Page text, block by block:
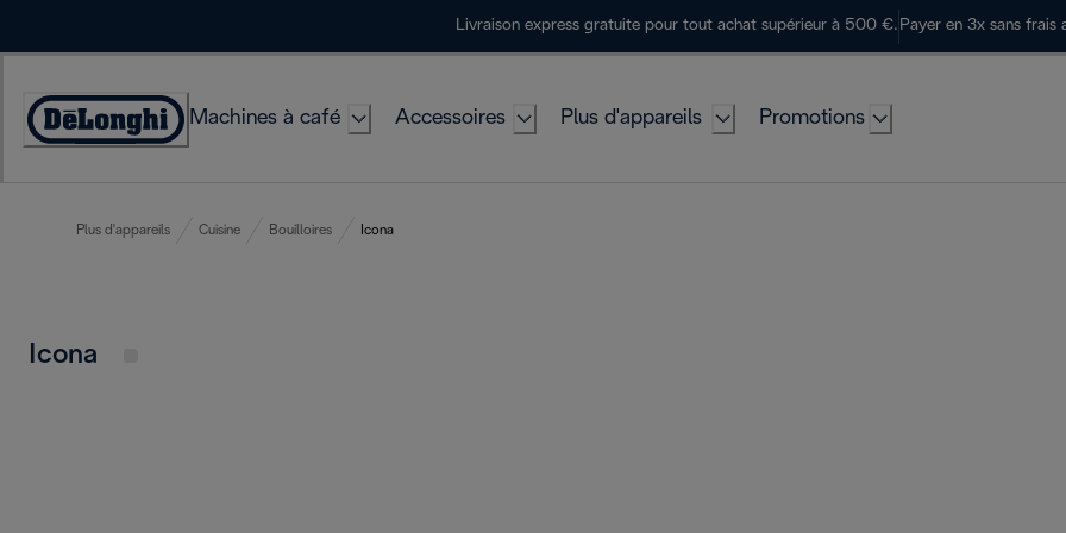
Livraison express gratuite pour tout achat supérieur à 500 €. Payer en 3x sans frais
Déclaration
Machines à café Accessoires Plus d'appareils Promotions
Plus d'appareils Cuisine Bouilloires Icona
Icona